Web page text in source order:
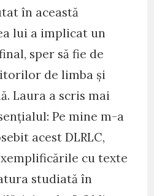
în această
lui a implicat un
sper să fie de
de limba și
Laura a scris mai
Pe mine m-a
acest DLRLC,
cu texte
studiată în